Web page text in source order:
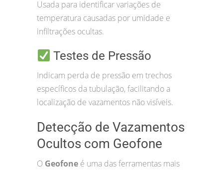
Usada para identificar variações de
temperatura causadas por umidade e
infiltrações ocultas.
Testes de Pressão
Indicam perda de pressão em trechos
específicos da tubulação, facilitando a
localização de vazamentos não visíveis.
Detecção de Vazamentos
Ocultos com Geofone
O Geofone é uma das ferramentas mais